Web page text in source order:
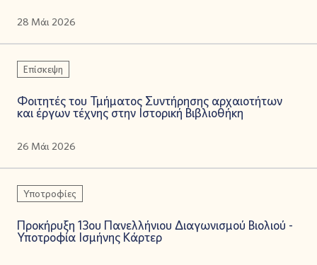
28 Μάι 2026
Επίσκεψη
Φοιτητές του Τμήματος Συντήρησης αρχαιοτήτων
και έργων τέχνης στην Ιστορική Βιβλιοθήκη
26 Μάι 2026
Υποτροφίες
Προκήρυξη 13ου Πανελλήνιου Διαγωνισμού Βιολιού -
Υποτροφία Ισμήνης Κάρτερ